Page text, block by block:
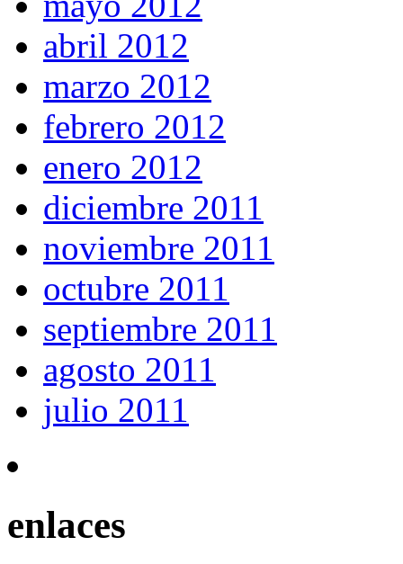
abril 2012
marzo 2012
febrero 2012
enero 2012
diciembre 2011
noviembre 2011
octubre 2011
septiembre 2011
agosto 2011
julio 2011
enlaces